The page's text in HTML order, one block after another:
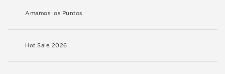
Amamos los Puntos
Hot Sale 2026